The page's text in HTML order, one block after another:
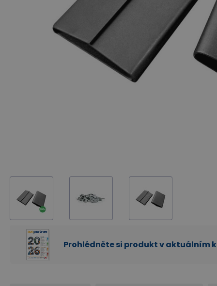
Prohlédněte si produkt v aktuálním